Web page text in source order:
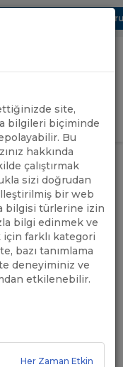
Yunanistan Vize
GİRİŞ YAP
VE ANTREPO
TOPLANTISI
site,
bilgileri biçiminde
Bu
hakkında
çalıştırmak
sizi doğrudan
bir web
bilgisi türlerine izin
bilgi edinmek ve
için farklı kategori
bazı tanımlama
deneyiminiz ve
etkilenebilir.
Her Zaman Etkin